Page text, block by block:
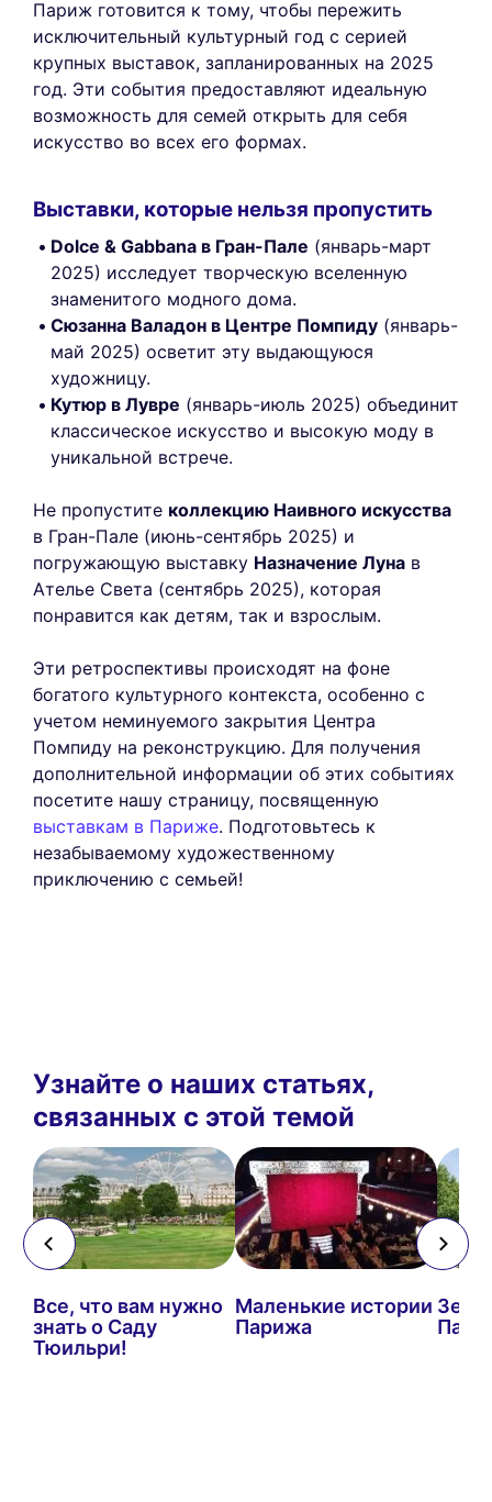
Париж готовится к тому, чтобы пережить
исключительный культурный год с серией
крупных выставок, запланированных на 2025
год. Эти события предоставляют идеальную
возможность для семей открыть для себя
искусство во всех его формах.
Выставки, которые нельзя пропустить
Dolce & Gabbana в Гран-Пале (январь-март
2025) исследует творческую вселенную
знаменитого модного дома.
Сюзанна Валадон в Центре Помпиду (январь-
май 2025) осветит эту выдающуюся
художницу.
Кутюр в Лувре (январь-июль 2025) объединит
классическое искусство и высокую моду в
уникальной встрече.
Не пропустите коллекцию Наивного искусства
в Гран-Пале (июнь-сентябрь 2025) и
погружающую выставку Назначение Луна в
Ателье Света (сентябрь 2025), которая
понравится как детям, так и взрослым.
Эти ретроспективы происходят на фоне
богатого культурного контекста, особенно с
учетом неминуемого закрытия Центра
Помпиду на реконструкцию. Для получения
дополнительной информации об этих событиях
посетите нашу страницу, посвященную
выставкам в Париже. Подготовьтесь к
незабываемому художественному
приключению с семьей!
Узнайте о наших статьях,
связанных с этой темой
Все, что вам нужно
знать о Саду
Тюильри!
Маленькие истории
Парижа